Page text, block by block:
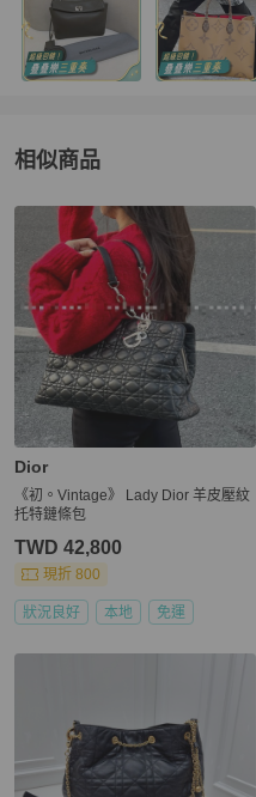
相似商品
更多相似Dior女包推薦精品
Dior
《初。Vintage》 Lady Dior 羊皮壓紋
托特鏈條包
TWD 42,800
現折 800
狀況良好 本地 免運